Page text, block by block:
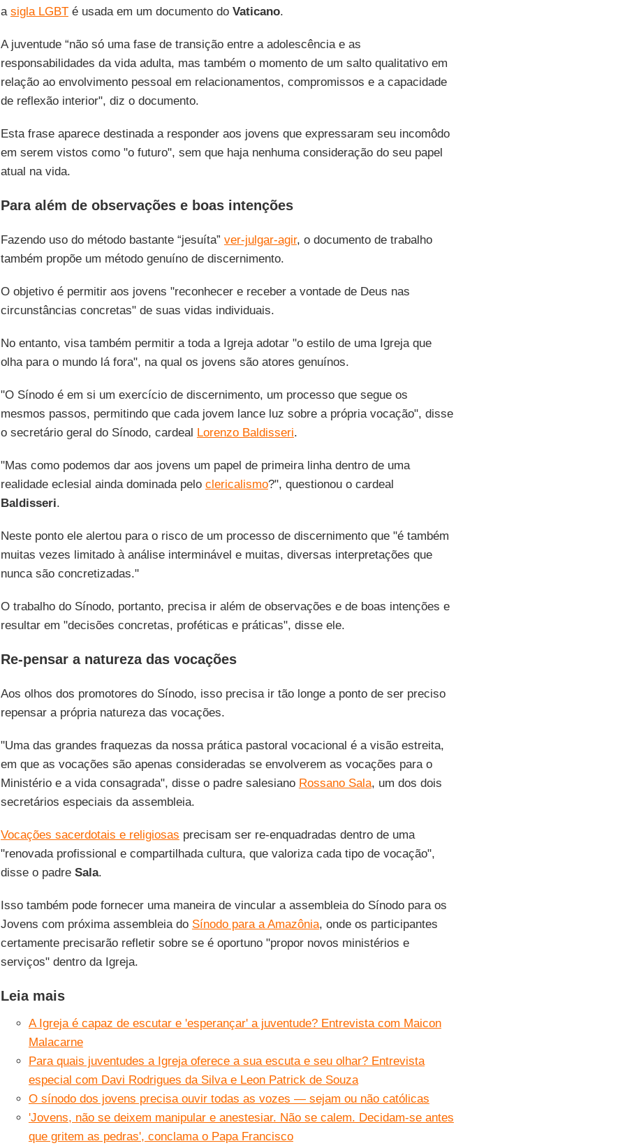
a sigla LGBTé usada em um documento do Vaticano.
A juventude “não só uma fase de transição entre a adolescência e as
responsabilidades da vida adulta, mas também o momento de um salto qualitativo em
relação ao envolvimento pessoal em relacionamentos, compromissos e a capacidade
de reflexão interior", diz o documento.
Esta frase aparece destinada a responder aos jovens que expressaram seu incomôdo
em serem vistos como "o futuro", sem que haja nenhuma consideração do seu papel
atual na vida.
Para além de observações e boas intenções
Fazendo uso do método bastante “jesuíta” ver-julgar-agir, o documento de trabalho
também propõe um método genuíno de discernimento.
O objetivo é permitir aos jovens "reconhecer e receber a vontade de Deus nas
circunstâncias concretas" de suas vidas individuais.
No entanto, visa também permitir a toda a Igreja adotar "o estilo de uma Igreja que
olha para o mundo lá fora", na qual os jovens são atores genuínos.
"O Sínodo é em si um exercício de discernimento, um processo que segue os
mesmos passos, permitindo que cada jovem lance luz sobre a própria vocação", disse
o secretário geral do Sínodo, cardeal Lorenzo Baldisseri.
"Mas como podemos dar aos jovens um papel de primeira linha dentro de uma
realidade eclesial ainda dominada pelo clericalismo?", questionou o cardeal
Baldisseri.
Neste ponto ele alertou para o risco de um processo de discernimento que "é também
muitas vezes limitado à análise interminável e muitas, diversas interpretações que
nunca são concretizadas."
O trabalho do Sínodo, portanto, precisa ir além de observações e de boas intenções e
resultar em "decisões concretas, proféticas e práticas", disse ele.
Re-pensar a natureza das vocações
Aos olhos dos promotores do Sínodo, isso precisa ir tão longe a ponto de ser preciso
repensar a própria natureza das vocações.
"Uma das grandes fraquezas da nossa prática pastoral vocacional é a visão estreita,
em que as vocações são apenas consideradas se envolverem as vocações para o
Ministério e a vida consagrada", disse o padre salesiano Rossano Sala, um dos dois
secretários especiais da assembleia.
Vocações sacerdotais e religiosas precisam ser re-enquadradas dentro de uma
"renovada profissional e compartilhada cultura, que valoriza cada tipo de vocação",
disse o padre Sala.
Isso também pode fornecer uma maneira de vincular a assembleia do Sínodo para os
Jovens com próxima assembleia do Sínodo para a Amazônia, onde os participantes
certamente precisarão refletir sobre se é oportuno "propor novos ministérios e
serviços" dentro da Igreja.
Leia mais
A Igreja é capaz de escutar e 'esperançar' a juventude? Entrevista com Maicon
Malacarne
Para quais juventudes a Igreja oferece a sua escuta e seu olhar? Entrevista
especial com Davi Rodrigues da Silva e Leon Patrick de Souza
O sínodo dos jovens precisa ouvir todas as vozes — sejam ou não católicas
'Jovens, não se deixem manipular e anestesiar. Não se calem. Decidam-se antes
que gritem as pedras', conclama o Papa Francisco